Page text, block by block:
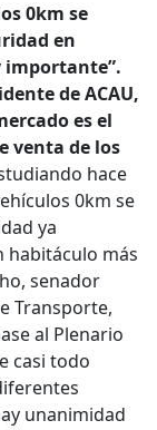
0km se
en
importante”.
de ACAU,
es el
venta de los
hace
0km se
ya
habitáculo más
senador
Transporte,
al Plenario
casi todo
unanimidad